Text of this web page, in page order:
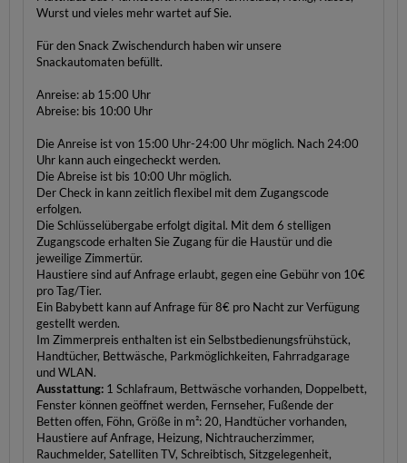
Wurst und vieles mehr wartet auf Sie.
Für den Snack Zwischendurch haben wir unsere
Snackautomaten befüllt.
Anreise: ab 15:00 Uhr
Abreise: bis 10:00 Uhr
Die Anreise ist von 15:00 Uhr-24:00 Uhr möglich. Nach 24:00
Uhr kann auch eingecheckt werden.
Die Abreise ist bis 10:00 Uhr möglich.
Der Check in kann zeitlich flexibel mit dem Zugangscode
erfolgen.
Die Schlüsselübergabe erfolgt digital. Mit dem 6 stelligen
Zugangscode erhalten Sie Zugang für die Haustür und die
jeweilige Zimmertür.
Haustiere sind auf Anfrage erlaubt, gegen eine Gebühr von 10€
pro Tag/Tier.
Ein Babybett kann auf Anfrage für 8€ pro Nacht zur Verfügung
gestellt werden.
Im Zimmerpreis enthalten ist ein Selbstbedienungsfrühstück,
Handtücher, Bettwäsche, Parkmöglichkeiten, Fahrradgarage
und WLAN.
Ausstattung: 1 Schlafraum, Bettwäsche vorhanden, Doppelbett,
Fenster können geöffnet werden, Fernseher, Fußende der
Betten offen, Föhn, Größe in m²: 20, Handtücher vorhanden,
Haustiere auf Anfrage, Heizung, Nichtraucherzimmer,
Rauchmelder, Satelliten TV, Schreibtisch, Sitzgelegenheit,